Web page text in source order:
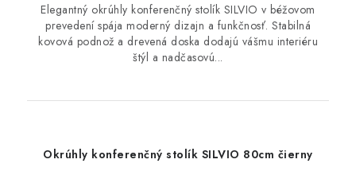
Elegantný okrúhly konferenčný stolík SILVIO v béžovom
prevedení spája moderný dizajn a funkčnosť. Stabilná
kovová podnož a drevená doska dodajú vášmu interiéru
štýl a nadčasovú...
Okrúhly konferenčný stolík SILVIO 80cm čierny